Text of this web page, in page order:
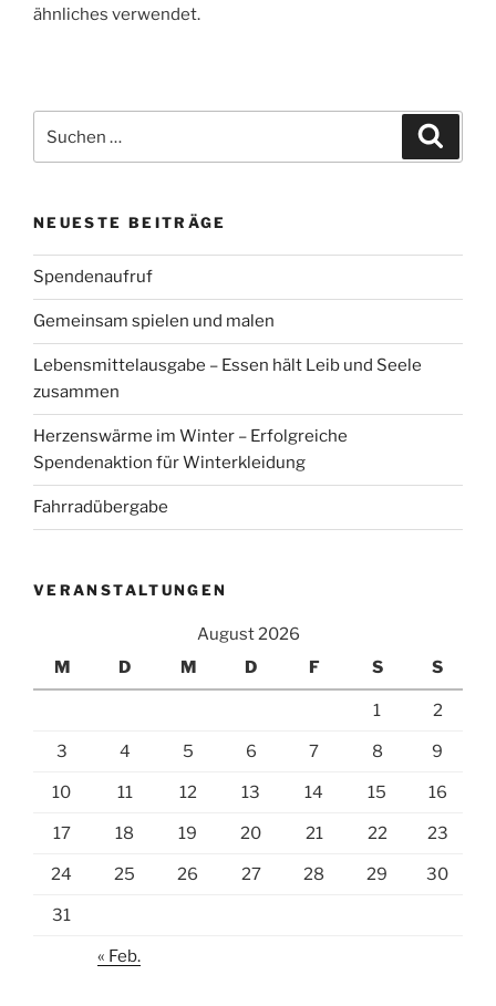
ähnliches verwendet.
nach:
NEUESTE BEITRÄGE
Spendenaufruf
Gemeinsam spielen und malen
Lebensmittelausgabe – Essen hält Leib und Seele
zusammen
Herzenswärme im Winter – Erfolgreiche
Spendenaktion für Winterkleidung
Fahrradübergabe
VERANSTALTUNGEN
August 2026
M
D M D F S S
1 2
3 4 5 6 7 8 9
10 11 12 13 14 15 16
17 18 19 20 21 22 23
24 25 26 27 28 29 30
31
« Feb.